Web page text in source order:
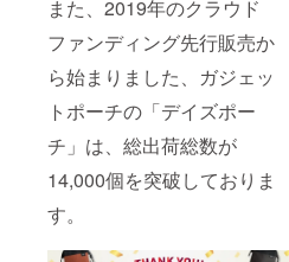
また、2019年のクラウド
ファンディング先行販売か
ら始まりました、ガジェッ
トポーチの「デイズポー
チ」は、総出荷総数が
14,000個を突破しておりま
す。